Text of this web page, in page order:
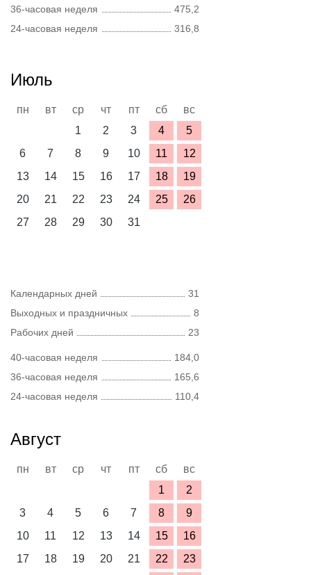
36-часовая неделя
475,2
24-часовая неделя
316,8
Июль
пн вт ср чт пт сб
вс
1
2 3 4
5
6
7 8 9 10 11
12
13
14 15 16 17 18
19
20
21 22 23 24 25
26
27
28 29 30 31
Календарных дней
31
Выходных и праздничных
8
Рабочих дней
23
40-часовая неделя
184,0
36-часовая неделя
165,6
24-часовая неделя
110,4
Август
пн вт ср чт пт сб
вс
1
2
3
4 5 6 7 8
9
10
11 12 13 14 15
16
17
18 19 20 21 22
23